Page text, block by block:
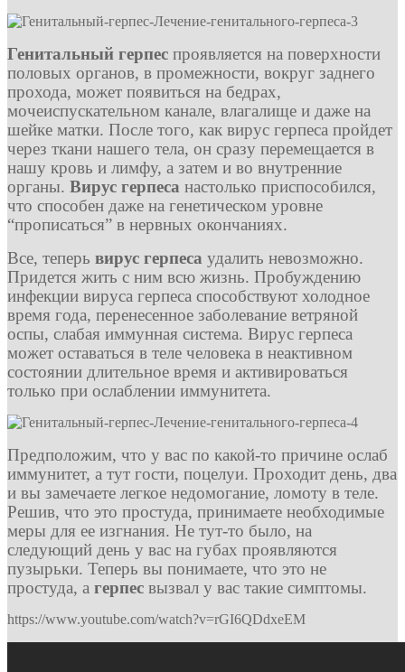
Генитальный герпес проявляется на поверхности
половых органов, в промежности, вокруг заднего
прохода, может появиться на бедрах,
мочеиспускательном канале, влагалище и даже на
шейке матки. После того, как вирус герпеса пройдет
через ткани нашего тела, он сразу перемещается в
нашу кровь и лимфу, а затем и во внутренние
органы. Вирус герпеса настолько приспособился,
что способен даже на генетическом уровне
“прописаться” в нервных окончаниях.
Все, теперь вирус герпеса удалить невозможно.
Придется жить с ним всю жизнь. Пробуждению
инфекции вируса герпеса способствуют холодное
время года, перенесенное заболевание ветряной
оспы, слабая иммунная система. Вирус герпеса
может оставаться в теле человека в неактивном
состоянии длительное время и активироваться
только при ослаблении иммунитета.
Предположим, что у вас по какой-то причине ослаб
иммунитет, а тут гости, поцелуи. Проходит день, два
и вы замечаете легкое недомогание, ломоту в теле.
Решив, что это простуда, принимаете необходимые
меры для ее изгнания. Не тут-то было, на
следующий день у вас на губах проявляются
пузырьки. Теперь вы понимаете, что это не
простуда, а герпес вызвал у вас такие симптомы.
https://www.youtube.com/watch?v=rGI6QDdxeEM